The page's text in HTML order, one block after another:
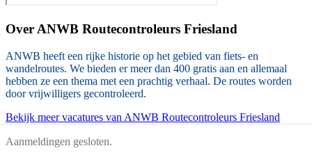
Over ANWB Routecontroleurs Friesland
ANWB heeft een rijke historie op het gebied van fiets- en
wandelroutes. We bieden er meer dan 400 gratis aan en allemaal
hebben ze een thema met een prachtig verhaal. De routes worden
door vrijwilligers gecontroleerd.
Bekijk meer vacatures van ANWB Routecontroleurs Friesland
Aanmeldingen gesloten.